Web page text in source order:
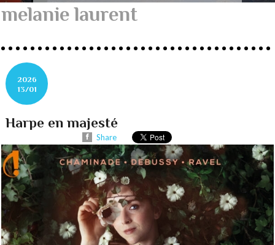
melanie laurent
2026
13/01
Harpe en majesté
Share